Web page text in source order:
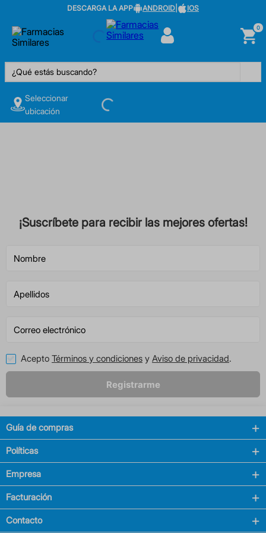
DESCARGA LA APP ANDROID IOS
0
¿Qué estás buscando?
Seleccionar
ubicación
¡Suscríbete para recibir las mejores ofertas!
Acepto Términos y condiciones y Aviso de privacidad.
Registrarme
Guía de compras
Políticas
Empresa
Facturación
Contacto